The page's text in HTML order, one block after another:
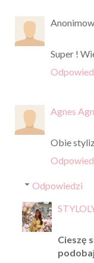
Super !
Agnes
Obie
Odpowiedzi
Cieszę